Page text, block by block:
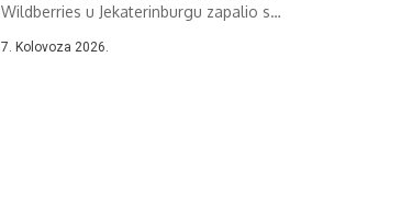
Wildberries u Jekaterinburgu zapalio se
7. Kolovoza 2026.